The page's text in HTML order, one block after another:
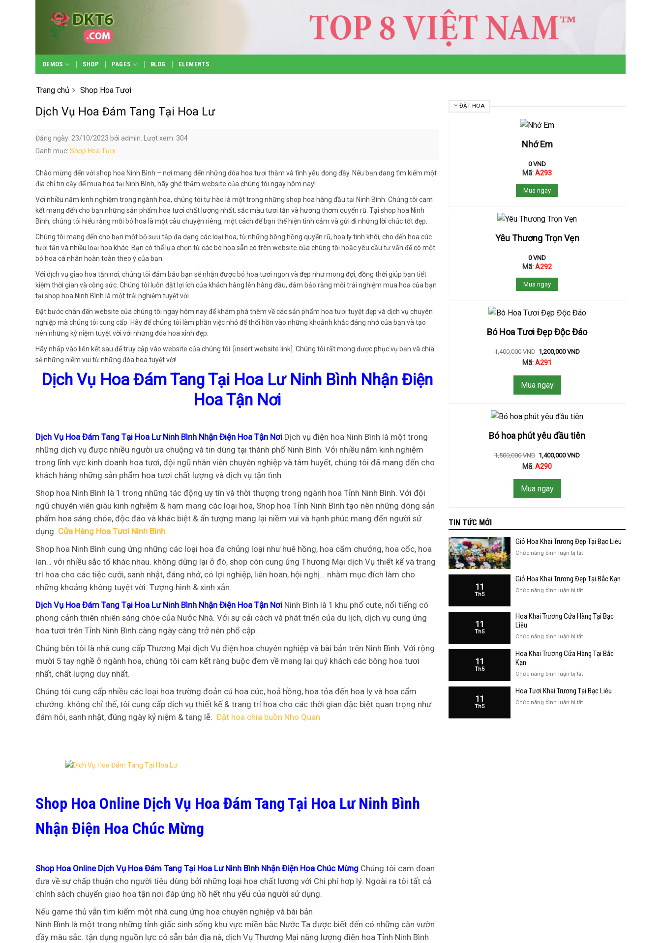
content
DEMOS SHOP PAGES BLOG ELEMENTS
Trang chủ Shop Hoa Tươi
Dịch Vụ Hoa Đám Tang Tại Hoa Lư
Đăng ngày: 23/10/2023 bởi admin. Lượt xem: 304
Danh mục: Shop Hoa Tươi
Chào mừng đến với shop hoa Ninh Bình – nơi mang đến những đóa hoa tươi thắm và tình yêu đong đầy. Nếu bạn đang tìm kiếm một
địa chỉ tin cậy để mua hoa tại Ninh Bình, hãy ghé thăm website của chúng tôi ngay hôm nay!
Với nhiều năm kinh nghiệm trong ngành hoa, chúng tôi tự hào là một trong những shop hoa hàng đầu tại Ninh Bình. Chúng tôi cam
kết mang đến cho bạn những sản phẩm hoa tươi chất lượng nhất, sắc màu tươi tắn và hương thơm quyến rũ. Tại shop hoa Ninh
Bình, chúng tôi hiểu rằng mỗi bó hoa là một câu chuyện riêng, một cách để bạn thể hiện tình cảm và gửi đi những lời chúc tốt đẹp.
Chúng tôi mang đến cho bạn một bộ sưu tập đa dạng các loại hoa, từ những bông hồng quyến rũ, hoa ly tinh khôi, cho đến hoa cúc
tươi tắn và nhiều loại hoa khác. Bạn có thể lựa chọn từ các bó hoa sẵn có trên website của chúng tôi hoặc yêu cầu tư vấn để có một
bó hoa cá nhân hoàn toàn theo ý của bạn.
Với dịch vụ giao hoa tận nơi, chúng tôi đảm bảo bạn sẽ nhận được bó hoa tươi ngon và đẹp như mong đợi, đồng thời giúp bạn tiết
kiệm thời gian và công sức. Chúng tôi luôn đặt lợi ích của khách hàng lên hàng đầu, đảm bảo rằng mỗi trải nghiệm mua hoa của bạn
tại shop hoa Ninh Bình là một trải nghiệm tuyệt vời.
Đặt bước chân đến website của chúng tôi ngay hôm nay để khám phá thêm về các sản phẩm hoa tươi tuyệt đẹp và dịch vụ chuyên
nghiệp mà chúng tôi cung cấp. Hãy để chúng tôi làm phần việc nhỏ để thổi hồn vào những khoảnh khắc đáng nhớ của bạn và tạo
nên những kỷ niệm tuyệt vời với những đóa hoa xinh đẹp.
Hãy nhấp vào liên kết sau để truy cập vào website của chúng tôi: [insert website link]. Chúng tôi rất mong được phục vụ bạn và chia
sẻ những niềm vui từ những đóa hoa tuyệt vời!
Dịch Vụ Hoa Đám Tang Tại Hoa Lư Ninh Bình Nhận Điện
Hoa Tận Nơi
Dịch Vụ Hoa Đám Tang Tại Hoa Lư Ninh Bình Nhận Điện Hoa Tận Nơi Dịch vụ điện hoa Ninh Bình là một trong
những dịch vụ được nhiều người ưa chuộng và tin dùng tại thành phố Ninh Bình. Với nhiều năm kinh nghiệm
trong lĩnh vực kinh doanh hoa tươi, đội ngũ nhân viên chuyên nghiệp và tâm huyết, chúng tôi đã mang đến cho
khách hàng những sản phẩm hoa tươi chất lượng và dịch vụ tận tình
Shop hoa Ninh Bình là 1 trong những tác động uy tín và thời thượng trong ngành hoa Tỉnh Ninh Bình. Với đội
ngũ chuyên viên giàu kinh nghiệm & ham mang các loại hoa, Shop hoa Tỉnh Ninh Bình tạo nên những dòng sản
phẩm hoa sáng chóe, độc đáo và khác biệt & ấn tượng mang lại niềm vui và hạnh phúc mang đến người sử
dụng. Cửa Hàng Hoa Tươi Ninh Bình
Shop hoa Ninh Bình cung ứng những các loại hoa đa chủng loại như huê hồng, hoa cẩm chướng, hoa cốc, hoa
lan… với nhiều sắc tố khác nhau. không dừng lại ở đó, shop còn cung ứng Thương Mại dịch Vụ thiết kế và trang
trí hoa cho các tiệc cưới, sanh nhật, đáng nhớ, có lợi nghiệp, liên hoan, hội nghị… nhằm mục đích làm cho
những khoảng không tuyệt vời. Tượng hình & xinh xắn.
Dịch Vụ Hoa Đám Tang Tại Hoa Lư Ninh Bình Nhận Điện Hoa Tận Nơi Ninh Bình là 1 khu phố cute, nổi tiếng có
phong cảnh thiên nhiên sáng chóe của Nước Nhà. Với sự cải cách và phát triển của du lịch, dịch vụ cung ứng
hoa tươi trên Tỉnh Ninh Bình càng ngày càng trở nên phổ cập.
Chúng bên tôi là nhà cung cấp Thương Mại dịch Vụ điện hoa chuyên nghiệp và bài bản trên Ninh Bình. Với rộng
mười 5 tay nghề ở ngành hoa, chúng tôi cam kết ràng buộc đem về mang lại quý khách các bông hoa tươi
nhất, chất lượng duy nhất.
Chúng tôi cung cấp nhiều các loại hoa trường đoản cú hoa cúc, hoả hồng, hoa tỏa đến hoa ly và hoa cẩm
chướng. không chỉ thế, tôi cung cấp dịch vụ thiết kế & trang trí hoa cho các thời gian đặc biệt quan trọng như
đám hỏi, sanh nhật, đúng ngày kỷ niệm & tang lễ. Đặt hoa chia buồn Nho Quan
Shop Hoa Online Dịch Vụ Hoa Đám Tang Tại Hoa Lư Ninh Bình
Nhận Điện Hoa Chúc Mừng
Shop Hoa Online Dịch Vụ Hoa Đám Tang Tại Hoa Lư Ninh Bình Nhận Điện Hoa Chúc Mừng Chúng tôi cam đoan
đưa về sự chấp thuận cho người tiêu dùng bởi những loại hoa chất lượng với Chi phí hợp lý. Ngoài ra tôi tất cả
chính sách chuyển giao hoa tận nơi đáp ứng hồ hết nhu yếu của người sử dụng.
Nếu game thủ vẫn tìm kiếm một nhà cung ứng hoa chuyên nghiệp và bài bản
Ninh Bình là một trong những tỉnh giấc sinh sống khu vực miền bắc Nước Ta được biết đến có những căn vườn
đầy màu sắc. tận dụng nguồn lực có sẵn bản địa nà, dịch Vụ Thương Mại năng lượng điện hoa Tỉnh Ninh Bình
ĐẶT HOA
Nhớ Em
0VND
Mã:A293
Mua ngay
Yêu Thương Trọn Vẹn
0VND
Mã:A292
Mua ngay
Bó Hoa Tươi Đẹp Độc Đáo
1,400,000VND 1,200,000VND
Mã:A291
Mua ngay
Bó hoa phút yêu đầu tiên
1,500,000VND 1,400,000VND
Mã:A290
Mua ngay
TIN TỨC MỚI
Giỏ Hoa Khai Trương Đẹp Tại Bạc Liêu
Chức năng bình luận bị tắtở
Khai
Đẹp
Liêu
11
Th5
Giỏ Hoa Khai Trương Đẹp Tại Bắc Kạn
Chức năng bình luận bị tắtở
Khai
Tại
Kạn
11
Th5
Hoa Khai Trương Cửa Hàng Tại Bạc
Liêu
Chức năng bình luận bị tắtở
Khai
Hàng
Bạc
Liêu
11
Th5
Hoa Khai Trương Cửa Hàng Tại Bắc
Kạn
Chức năng bình luận bị tắtở
Khai
11
Th5
Hoa Tươi Khai Trương Tại Bạc Liêu
Chức năng bình luận bị tắtở